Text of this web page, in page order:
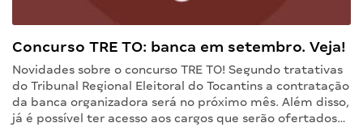
Concurso TRE TO: banca em setembro. Veja!
Novidades sobre o concurso TRE TO! Segundo tratativas
do Tribunal Regional Eleitoral do Tocantins a contratação
da banca organizadora será no próximo mês. Além disso,
já é possível ter acesso aos cargos que serão ofertados…